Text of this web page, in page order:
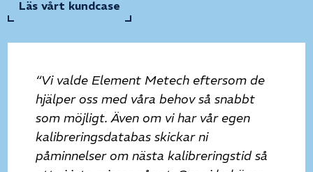
Läs vårt kundcase
“Vi valde Element Metech eftersom de
hjälper oss med våra behov så snabbt
som möjligt. Även om vi har vår egen
kalibreringsdatabas skickar ni
påminnelser om nästa kalibreringstid så